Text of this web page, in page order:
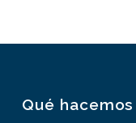
Qué hacemos